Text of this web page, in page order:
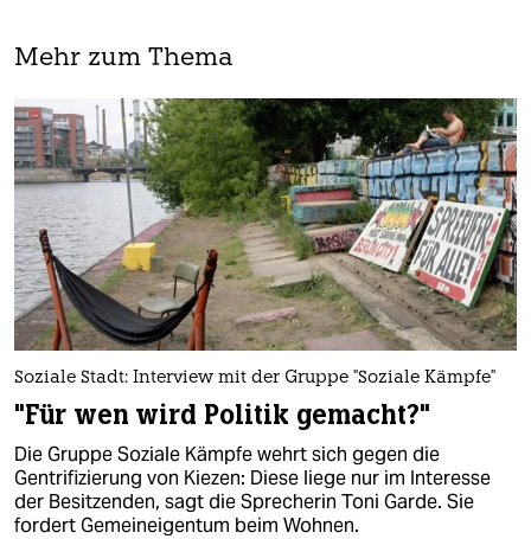
Mehr zum Thema
Soziale Stadt: Interview mit der Gruppe "Soziale Kämpfe"
"Für wen wird Politik gemacht?"
Die Gruppe Soziale Kämpfe wehrt sich gegen die
Gentrifizierung von Kiezen: Diese liege nur im Interesse
der Besitzenden, sagt die Sprecherin Toni Garde. Sie
fordert Gemeineigentum beim Wohnen.